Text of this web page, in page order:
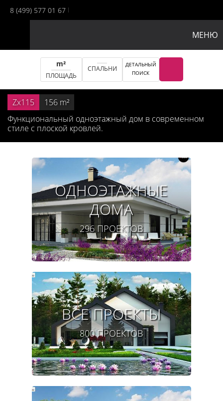
8 (499) 577 01 67
МЕНЮ
m²
ПЛОЩАДЬ
СПАЛЬНИ
ДЕТАЛЬНЫЙ
ПОИСК
Zx115 156 m²
Функциональный одноэтажный дом в современном
стиле с плоской кровлей.
ОДНОЭТАЖНЫЕ
ДОМА
296 ПРОЕКТОВ
ВСЕ ПРОЕКТЫ
800 ПРОЕКТОВ